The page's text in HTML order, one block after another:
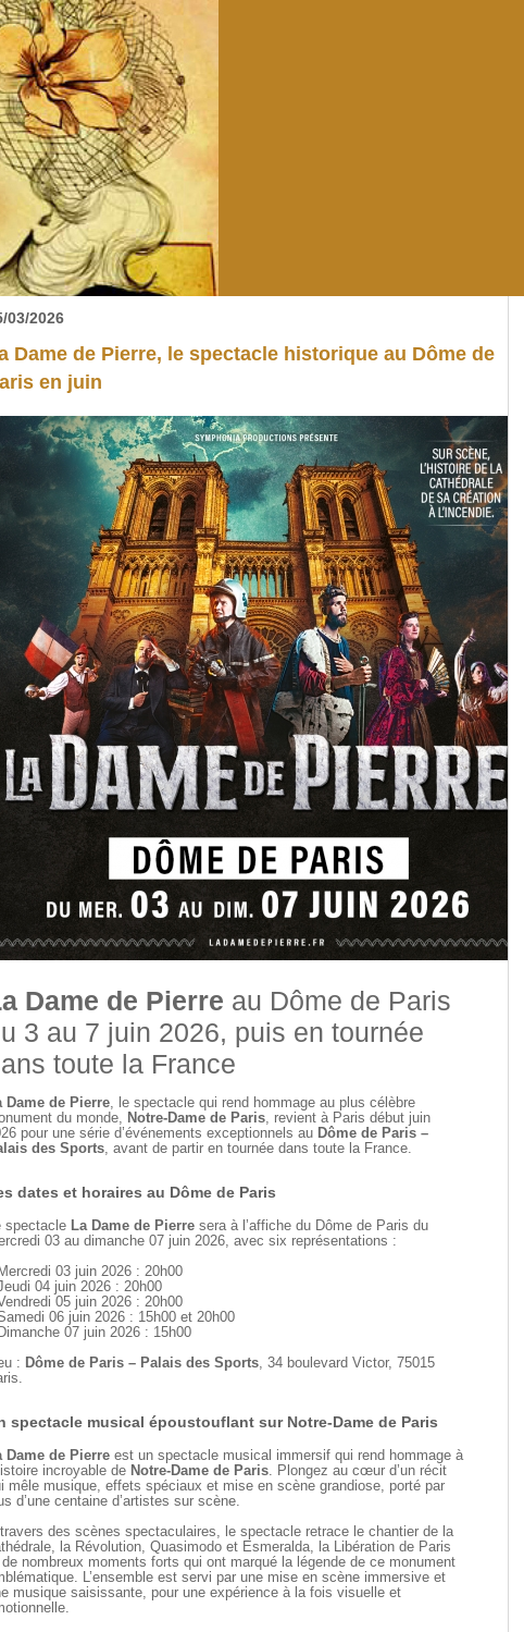
03/2026
Dame de Pierre, le spectacle historique au Dôme de
en juin
Dame de Pierre au Dôme de Paris
3 au 7 juin 2026, puis en tournée
toute la France
Dame de Pierre, le spectacle qui rend hommage au plus célèbre
du monde,
Notre-Dame de Paris, revient à Paris début juin
pour une série d’événements exceptionnels au Dôme de Paris –
des Sports, avant de partir en tournée dans toute la France.
dates et horaires au Dôme de Paris
spectacle La Dame de Pierresera à l’affiche du Dôme de Paris du
03 au dimanche 07 juin 2026, avec six représentations :
Mercredi 03 juin 2026 : 20h00
04 juin 2026 : 20h00
05 juin 2026 : 20h00
06 juin 2026 : 15h00 et 20h00
Dimanche 07 juin 2026 : 15h00
: Dôme de Paris – Palais des Sports, 34 boulevard Victor, 75015
spectacle musical époustouflant sur Notre-Dame de Paris
Dame de Pierreest un spectacle musical immersif qui rend hommage à
incroyable de Notre-Dame de Paris. Plongez au cœur d’un récit
mêle musique, effets spéciaux et mise en scène grandiose, porté par
d’une centaine d’artistes sur scène.
des scènes spectaculaires, le spectacle retrace le chantier de la
la Révolution, Quasimodo et Esmeralda, la Libération de Paris
nombreux moments forts qui ont marqué la légende de ce monument
L’ensemble est servi par une mise en scène immersive et
musique saisissante, pour une expérience à la fois visuelle et